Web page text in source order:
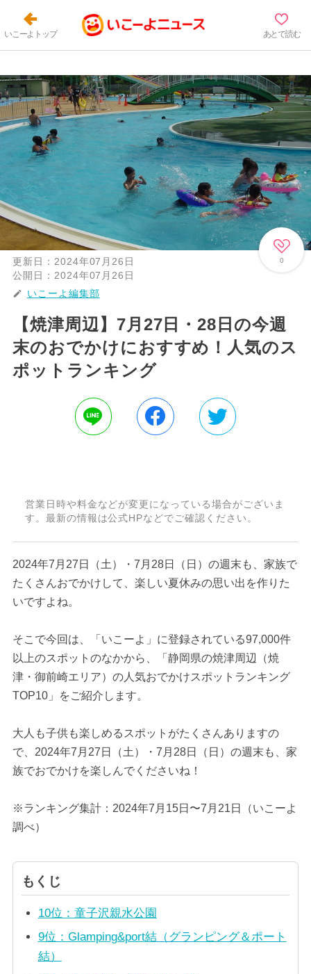
いこーよトップ あとで読む
0
更新日： 2024年07月26日
公開日： 2024年07月26日
いこーよ編集部
【焼津周辺】7月27日・28日の今週
末のおでかけにおすすめ！人気のス
ポットランキング
営業日時や料金などが変更になっている場合がございま
す。最新の情報は公式HPなどでご確認ください。
2024年7月27日（土）・7月28日（日）の週末も、家族で
たくさんおでかけして、楽しい夏休みの思い出を作りた
いですよね。
そこで今回は、「いこーよ」に登録されている97,000件
以上のスポットのなかから、「静岡県の焼津周辺（焼
津・御前崎エリア）の人気おでかけスポットランキング
TOP10」をご紹介します。
大人も子供も楽しめるスポットがたくさんありますの
で、2024年7月27日（土）・7月28日（日）の週末も、家
族でおでかけを楽しんでくださいね！
※ランキング集計：2024年7月15日〜7月21日（いこーよ
調べ）
もくじ
10位：童子沢親水公園
9位：Glamping&port結（グランピング＆ポート
結）